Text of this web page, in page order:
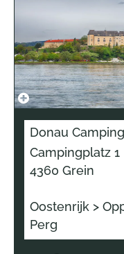
Donau
Campingplatz 1
4360 Grein
Oostenrijk >
Perg